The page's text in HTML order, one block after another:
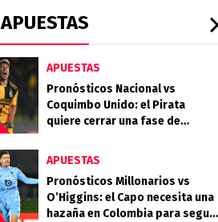
APUESTAS
APUESTAS
Pronósticos Nacional vs
Coquimbo Unido: el Pirata
quiere cerrar una fase de
Libertadores
APUESTAS
Pronósticos Millonarios vs
O’Higgins: el Capo necesita una
hazaña en Colombia para seguir